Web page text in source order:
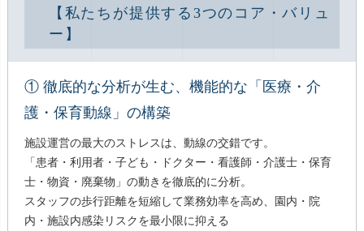
【私たちが提供する3つのコア・バリュ
ー】
① 徹底的な分析が生む、機能的な「医療・介
護・保育動線」の構築
施設運営の最大のストレスは、動線の交錯です。
「患者・利用者・子ども・ドクター・看護師・介護士・保育
士・物資・廃棄物」の動きを徹底的に分析。
スタッフの歩行距離を短縮して業務効率を高め、園内・院
内・施設内感染リスクを最小限に抑える